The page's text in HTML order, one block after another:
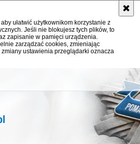
ułatwić użytkownikom korzystanie z
Jeśli nie blokujesz tych plików, to
zapisanie w pamięci urządzenia.
zarządzać cookies, zmieniając
ustawienia przeglądarki oznacza